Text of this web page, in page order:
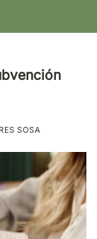
SOSA